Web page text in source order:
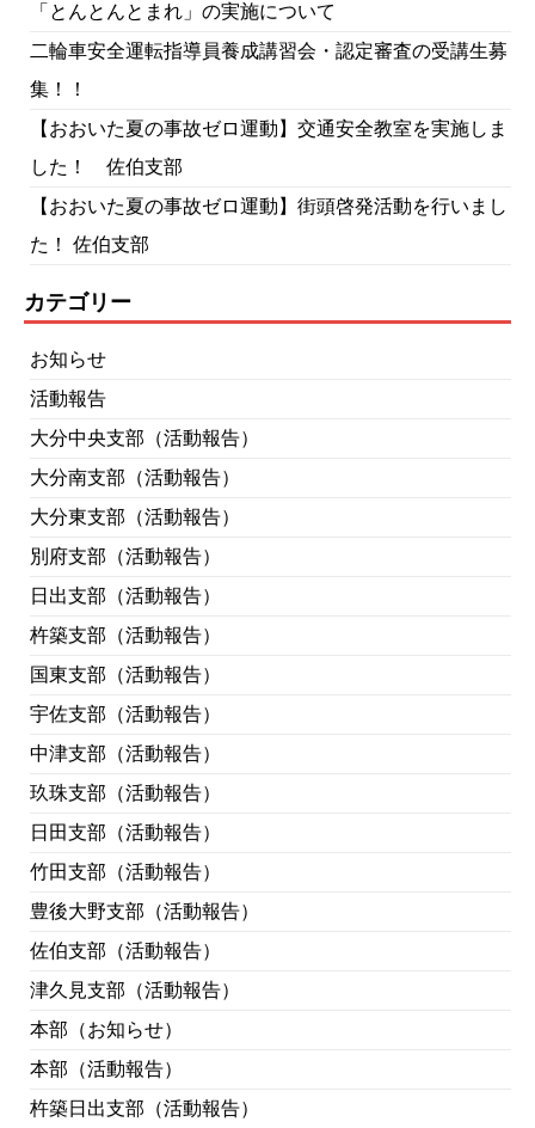
「とんとんとまれ」の実施について
二輪車安全運転指導員養成講習会・認定審査の受講生募
集！！
【おおいた夏の事故ゼロ運動】交通安全教室を実施しま
した！ 佐伯支部
【おおいた夏の事故ゼロ運動】街頭啓発活動を行いまし
た！ 佐伯支部
カテゴリー
お知らせ
活動報告
大分中央支部（活動報告）
大分南支部（活動報告）
大分東支部（活動報告）
別府支部（活動報告）
日出支部（活動報告）
杵築支部（活動報告）
国東支部（活動報告）
宇佐支部（活動報告）
中津支部（活動報告）
玖珠支部（活動報告）
日田支部（活動報告）
竹田支部（活動報告）
豊後大野支部（活動報告）
佐伯支部（活動報告）
津久見支部（活動報告）
本部（お知らせ）
本部（活動報告）
杵築日出支部（活動報告）